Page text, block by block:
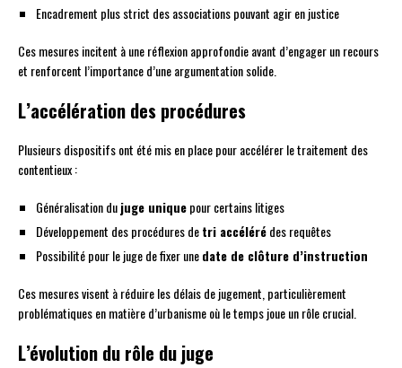
Encadrement plus strict des associations pouvant agir en justice
Ces mesures incitent à une réflexion approfondie avant d’engager un recours
et renforcent l’importance d’une argumentation solide.
L’accélération des procédures
Plusieurs dispositifs ont été mis en place pour accélérer le traitement des
contentieux :
Généralisation dujuge uniquepour certains litiges
Développement des procédures detri accélérédes requêtes
Possibilité pour le juge de fixer unedate de clôture d’instruction
Ces mesures visent à réduire les délais de jugement, particulièrement
problématiques en matière d’urbanisme où le temps joue un rôle crucial.
L’évolution du rôle du juge